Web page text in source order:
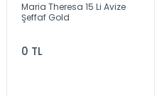
Maria Theresa 15 Li Avize
Şeffaf Gold
0 TL